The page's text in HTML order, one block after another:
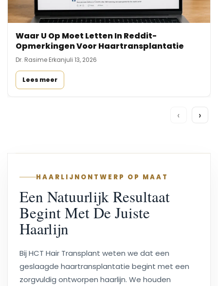
Waar U Op Moet Letten In Reddit-
Opmerkingen Voor Haartransplantatie
Dr. Rasime Erkanjuli 13, 2026
Lees meer
‹ ›
HAARLIJNONTWERP OP MAAT
Een Natuurlijk Resultaat
Begint Met De Juiste
Haarlijn
Bij HCT Hair Transplant weten we dat een
geslaagde haartransplantatie begint met een
zorgvuldig ontworpen haarlijn. We houden